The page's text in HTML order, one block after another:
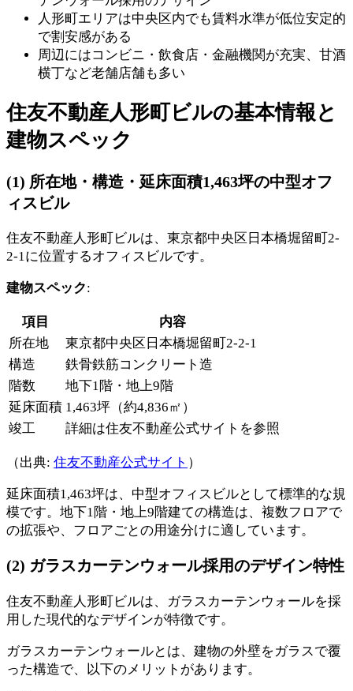
人形町エリアは中央区内でも賃料水準が低位安定的
で割安感がある
周辺にはコンビニ・飲食店・金融機関が充実、甘酒
横丁など老舗店舗も多い
住友不動産人形町ビルの基本情報と
建物スペック
(1) 所在地・構造・延床面積1,463坪の中型オフ
ィスビル
住友不動産人形町ビルは、東京都中央区日本橋堀留町2-
2-1に位置するオフィスビルです。
建物スペック:
項目
内容
所在地
東京都中央区日本橋堀留町2-2-1
構造
鉄骨鉄筋コンクリート造
階数
地下1階・地上9階
延床面積 1,463坪（約4,836㎡）
竣工
詳細は住友不動産公式サイトを参照
（出典: 住友不動産公式サイト ）
延床面積1,463坪は、中型オフィスビルとして標準的な規
模です。地下1階・地上9階建ての構造は、複数フロアで
の拡張や、フロアごとの用途分けに適しています。
(2) ガラスカーテンウォール採用のデザイン特性
住友不動産人形町ビルは、ガラスカーテンウォールを採
用した現代的なデザインが特徴です。
ガラスカーテンウォールとは、建物の外壁をガラスで覆
った構造で、以下のメリットがあります。